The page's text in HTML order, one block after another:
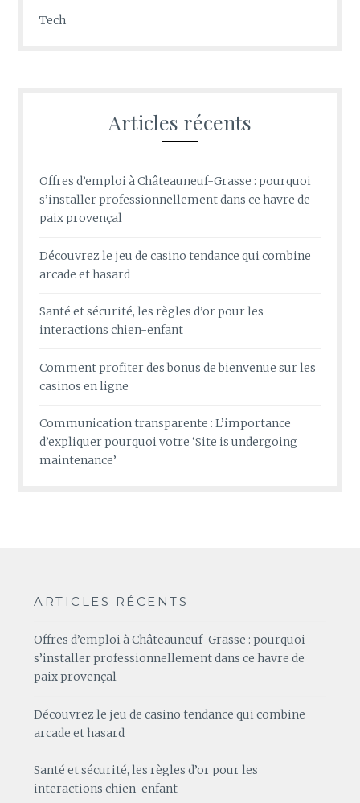
Tech
Articles récents
Offres d’emploi à Châteauneuf-Grasse : pourquoi
s’installer professionnellement dans ce havre de
paix provençal
Découvrez le jeu de casino tendance qui combine
arcade et hasard
Santé et sécurité, les règles d’or pour les
interactions chien-enfant
Comment profiter des bonus de bienvenue sur les
casinos en ligne
Communication transparente : L’importance
d’expliquer pourquoi votre ‘Site is undergoing
maintenance’
ARTICLES RÉCENTS
Offres d’emploi à Châteauneuf-Grasse : pourquoi
s’installer professionnellement dans ce havre de
paix provençal
Découvrez le jeu de casino tendance qui combine
arcade et hasard
Santé et sécurité, les règles d’or pour les
interactions chien-enfant